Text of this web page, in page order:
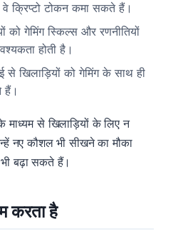
क्रिप्टो टोकन कमा सकते हैं।
को गेमिंग स्किल्स और रणनीतियों
होती है।
से खिलाड़ियों को गेमिंग के साथ ही
हैं।
से खिलाड़ियों के लिए न
नए कौशल भी सीखने का मौका
बढ़ा सकते हैं।
करता है